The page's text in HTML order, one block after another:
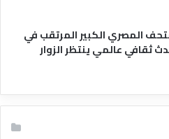
المصري الكبير المرتقب في
ثقافي عالمي ينتظر الزوار